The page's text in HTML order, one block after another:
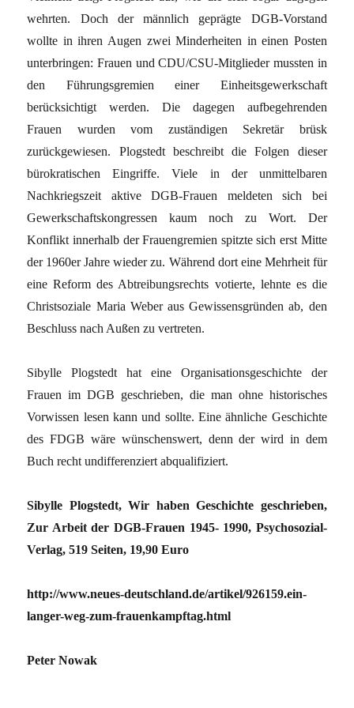
wehrten. Doch der männlich geprägte DGB-Vorstand
wollte in ihren Augen zwei Minderheiten in einen Posten
unterbringen: Frauen und CDU/CSU-Mitglieder mussten in
den Führungsgremien einer Einheitsgewerkschaft
berücksichtigt werden. Die dagegen aufbegehrenden
Frauen wurden vom zuständigen Sekretär brüsk
zurückgewiesen. Plogstedt beschreibt die Folgen dieser
bürokratischen Eingriffe. Viele in der unmittelbaren
Nachkriegszeit aktive DGB-Frauen meldeten sich bei
Gewerkschaftskongressen kaum noch zu Wort. Der
Konflikt innerhalb der Frauengremien spitzte sich erst Mitte
der 1960er Jahre wieder zu. Während dort eine Mehrheit für
eine Reform des Abtreibungsrechts votierte, lehnte es die
Christsoziale Maria Weber aus Gewissensgründen ab, den
Beschluss nach Außen zu vertreten.
Sibylle Plogstedt hat eine Organisationsgeschichte der
Frauen im DGB geschrieben, die man ohne historisches
Vorwissen lesen kann und sollte. Eine ähnliche Geschichte
des FDGB wäre wünschenswert, denn der wird in dem
Buch recht undifferenziert abqualifiziert.
Sibylle Plogstedt, Wir haben Geschichte geschrieben,
Zur Arbeit der DGB-Frauen 1945- 1990, Psychosozial-
Verlag, 519 Seiten, 19,90 Euro
http://www.neues-deutschland.de/artikel/926159.ein-
langer-weg-zum-frauenkampftag.html
Peter Nowak